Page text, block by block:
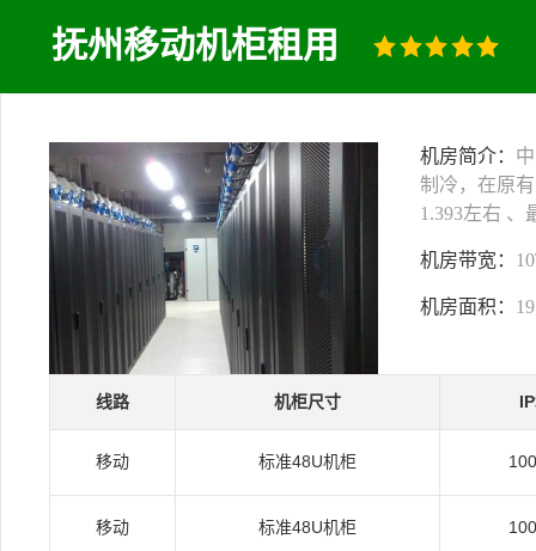
抚州移动机柜租用
机房简介：
制冷，在原
1.393左右 、
机房带宽：
机房面积：
线路 机柜尺寸
移动 标准48U机柜
移动 标准48U机柜